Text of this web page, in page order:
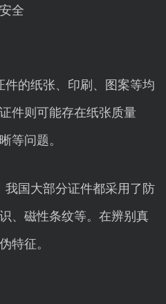
全
件的纸张、印刷、图案等均
件则可能存在纸张质量
等问题。
我国大部分证件都采用了防
、磁性条纹等。在辨别真
特征。